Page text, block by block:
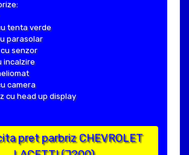
tenta verde
parasolar
senzor
incalzire
camera
cu head up display
pret parbriz CHEVROLET